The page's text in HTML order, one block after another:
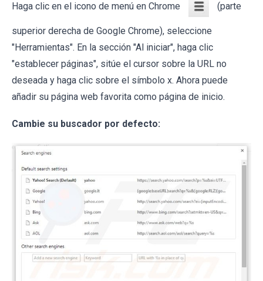
Haga clic en el icono de menú en Chrome (parte
superior derecha de Google Chrome), seleccione
"Herramientas". En la sección "Al iniciar", haga clic
"establecer páginas", sitúe el cursor sobre la URL no
deseada y haga clic sobre el símbolo x. Ahora puede
añadir su página web favorita como página de inicio.
Cambie su buscador por defecto: